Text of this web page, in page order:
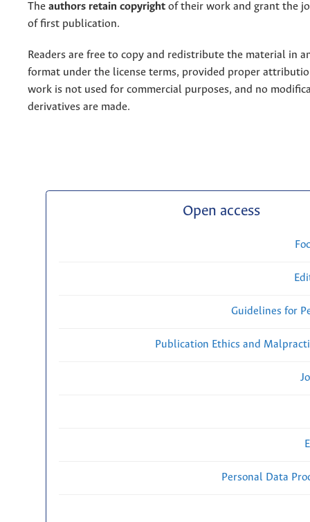
The authors retain copyright of their work and grant the
of first publication.
Readers are free to copy and redistribute the material in
format under the license terms, provided proper
work is not used for commercial purposes, and no
derivatives are made.
Open access
Guidelines for
Publication Ethics and
Personal Data